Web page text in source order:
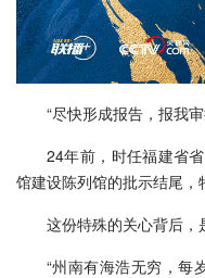
“尽快形成报告，报我
24年前，时任福建省
馆建设陈列馆的批示结尾，
这份特殊的关心背后，
“州南有海浩无穷，每